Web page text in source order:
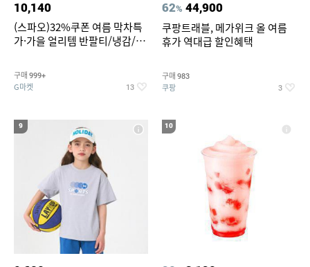
10,140
(스파오)32%쿠폰 여름 막차특
가·가을 얼리템 반팔티/냉감/반
건 외 ~74%OFF
구매 999+
G마켓 13
62% 44,900
쿠팡트래블, 메가위크 올 여름
휴가 역대급 할인혜택
구매 983
쿠팡 3
9 10